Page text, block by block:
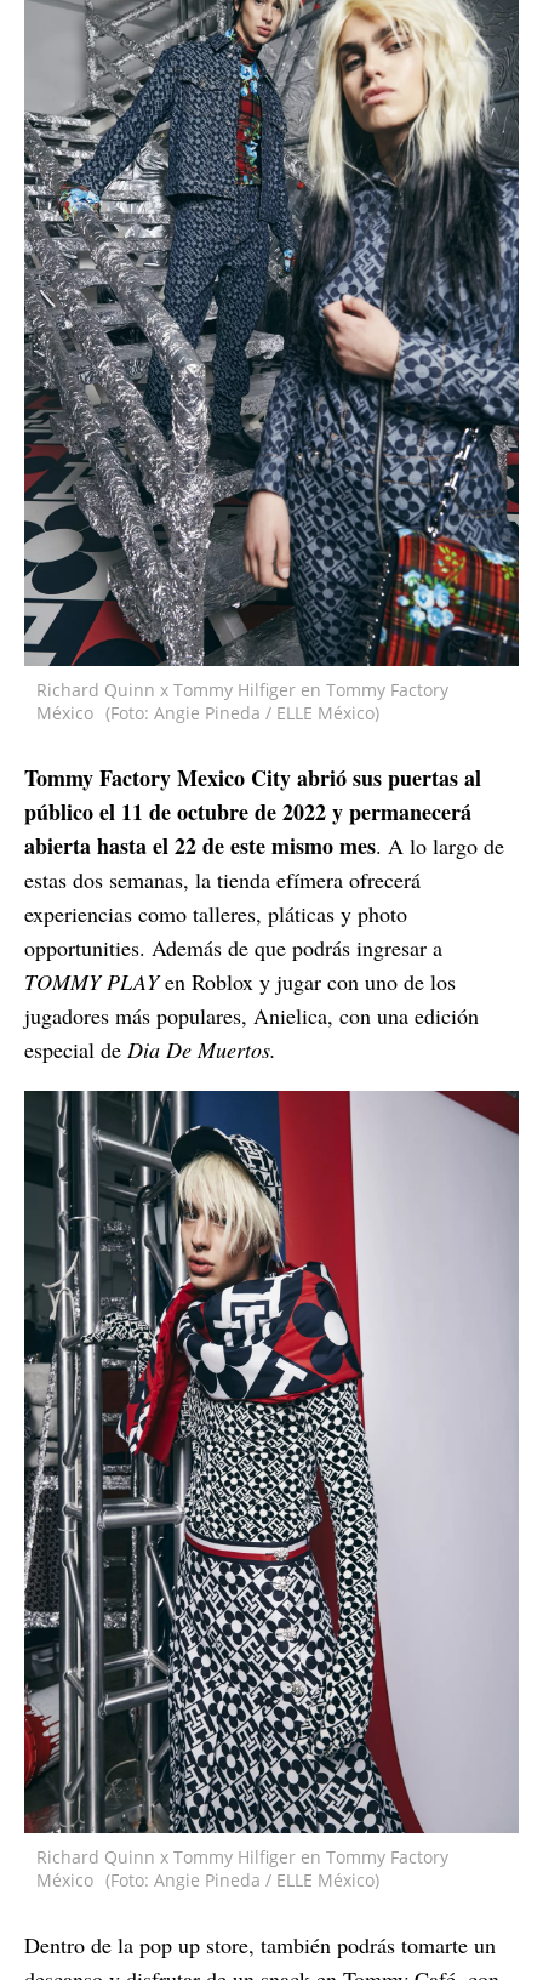
Richard Quinn x Tommy Hilfiger en Tommy Factory
México (Foto: Angie Pineda / ELLE México)
Tommy Factory Mexico City abrió sus puertas al
público el 11 de octubre de 2022 y permanecerá
abierta hasta el 22 de este mismo mes. A lo largo de
estas dos semanas, la tienda efímera ofrecerá
experiencias como talleres, pláticas y photo
opportunities. Además de que podrás ingresar a
TOMMY PLAYen Roblox y jugar con uno de los
jugadores más populares, Anielica, con una edición
especial de Dia De Muertos.
Richard Quinn x Tommy Hilfiger en Tommy Factory
México (Foto: Angie Pineda / ELLE México)
Dentro de la pop up store, también podrás tomarte un